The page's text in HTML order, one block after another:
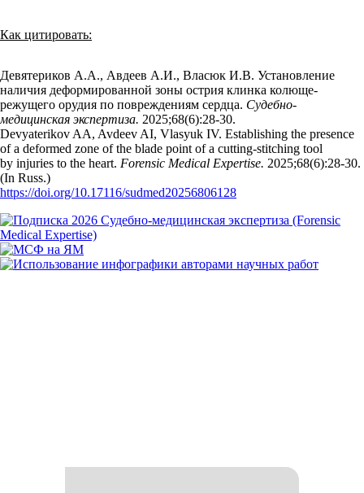
Как цитировать:
Девятериков А.А., Авдеев А.И., Власюк И.В. Установление
наличия деформированной зоны острия клинка колюще-
режущего орудия по повреждениям сердца. Судебно-
медицинская экспертиза. 2025;68(6):28‑30.
Devyaterikov AA, Avdeev AI, Vlasyuk IV. Establishing the presence
of a deformed zone of the blade point of a cutting-stitching tool
by injuries to the heart. Forensic Medical Expertise. 2025;68(6):28‑30.
(In Russ.)
https://doi.org/10.17116/sudmed20256806128